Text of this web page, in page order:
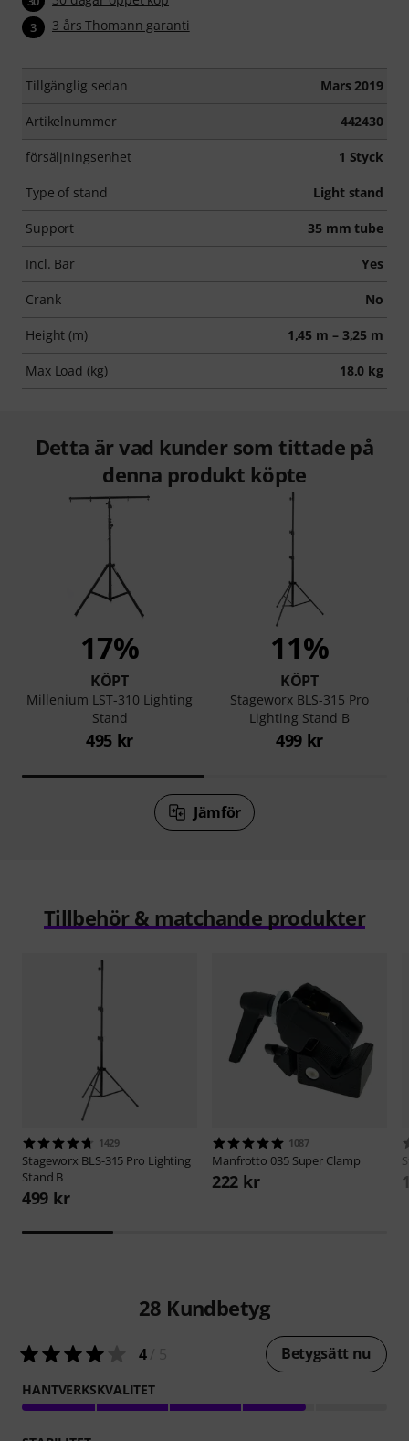
3 3 års Thomann garanti
Tillgänglig sedan Mars 2019
Artikelnummer 442430
försäljningsenhet 1 Styck
Type of stand Light stand
Support 35 mm tube
Incl. Bar Yes
Crank No
Height (m) 1,45 m – 3,25 m
Max Load (kg) 18,0 kg
Detta är vad kunder som tittade på
denna produkt köpte
17%
KÖPT
Millenium LST-310 Lighting
Stand
495 kr
11%
KÖPT
Stageworx BLS-315 Pro
Lighting Stand B
499 kr
Jämför
Tillbehör & matchande produkter
1429
Stageworx BLS-315 Pro Lighting
Stand B
499 kr
1087
Manfrotto 035 Super Clamp
222 kr
28 Kundbetyg
4/ 5 Betygsätt nu
HANTVERKSKVALITET